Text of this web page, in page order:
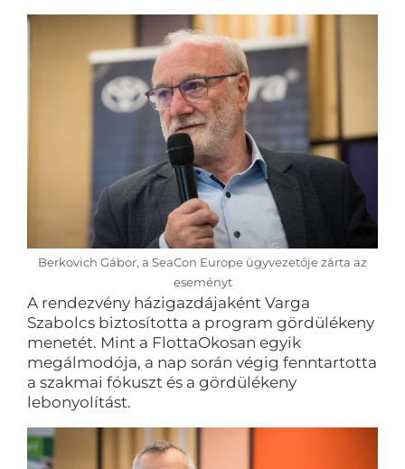
Berkovich Gábor, a SeaCon Europe ügyvezetője zárta az
eseményt
A rendezvény házigazdájaként Varga
Szabolcs biztosította a program gördülékeny
menetét. Mint a FlottaOkosan egyik
megálmodója, a nap során végig fenntartotta
a szakmai fókuszt és a gördülékeny
lebonyolítást.